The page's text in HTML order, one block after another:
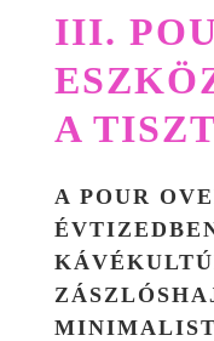
III.
A
A POUR